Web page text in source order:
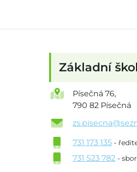
Základní
Písečná 76,
790 82 Písečná
731 173 135 -
731 523 782 -